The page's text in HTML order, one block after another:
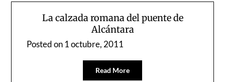
La calzada romana del puente de
Alcántara
Posted on1 octubre, 2011
Read More